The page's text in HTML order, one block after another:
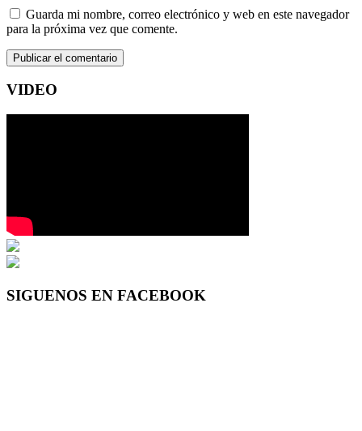
Guarda mi nombre, correo electrónico y web en este navegador
para la próxima vez que comente.
VIDEO
SIGUENOS EN FACEBOOK